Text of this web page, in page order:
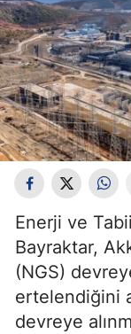
Enerji ve
Bayraktar,
(NGS)
ertelendiğini
devreye